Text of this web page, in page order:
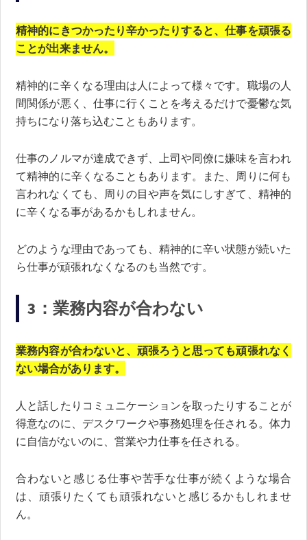
精神的にきつかったり辛かったりすると、仕事を頑張る
ことが出来ません。
精神的に辛くなる理由は人によって様々です。職場の人
間関係が悪く、仕事に行くことを考えるだけで憂鬱な気
持ちになり落ち込むこともあります。
仕事のノルマが達成できず、上司や同僚に嫌味を言われ
て精神的に辛くなることもあります。また、周りに何も
言われなくても、周りの目や声を気にしすぎて、精神的
に辛くなる事があるかもしれません。
どのような理由であっても、精神的に辛い状態が続いた
ら仕事が頑張れなくなるのも当然です。
3：業務内容が合わない
業務内容が合わないと、頑張ろうと思っても頑張れなく
ない場合があります。
人と話したりコミュニケーションを取ったりすることが
得意なのに、デスクワークや事務処理を任される。体力
に自信がないのに、営業や力仕事を任される。
合わないと感じる仕事や苦手な仕事が続くような場合
は、頑張りたくても頑張れないと感じるかもしれませ
ん。